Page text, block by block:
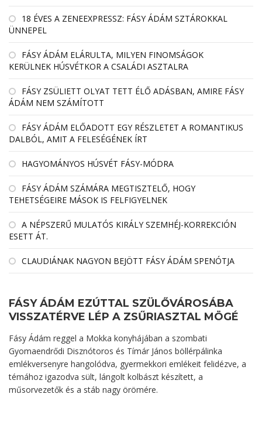
18 ÉVES A ZENEEXPRESSZ: FÁSY ÁDÁM SZTÁROKKAL
ÜNNEPEL
FÁSY ÁDÁM ELÁRULTA, MILYEN FINOMSÁGOK
KERÜLNEK HÚSVÉTKOR A CSALÁDI ASZTALRA
FÁSY ZSÜLIETT OLYAT TETT ÉLŐ ADÁSBAN, AMIRE FÁSY
ÁDÁM NEM SZÁMÍTOTT
FÁSY ÁDÁM ELŐADOTT EGY RÉSZLETET A ROMANTIKUS
DALBÓL, AMIT A FELESÉGÉNEK ÍRT
HAGYOMÁNYOS HÚSVÉT FÁSY-MÓDRA
FÁSY ÁDÁM SZÁMÁRA MEGTISZTELŐ, HOGY
TEHETSÉGEIRE MÁSOK IS FELFIGYELNEK
A NÉPSZERŰ MULATÓS KIRÁLY SZEMHÉJ-KORREKCIÓN
ESETT ÁT.
CLAUDIÁNAK NAGYON BEJÖTT FÁSY ÁDÁM SPENÓTJA
FÁSY ÁDÁM EZÚTTAL SZÜLŐVÁROSÁBA
VISSZATÉRVE LÉP A ZSŰRIASZTAL MÖGÉ
Fásy Ádám reggel a Mokka konyhájában a szombati
Gyomaendrődi Disznótoros és Tímár János böllérpálinka
emlékversenyre hangolódva, gyermekkori emlékeit felidézve, a
témához igazodva sült, lángolt kolbászt készített, a
műsorvezetők és a stáb nagy örömére.